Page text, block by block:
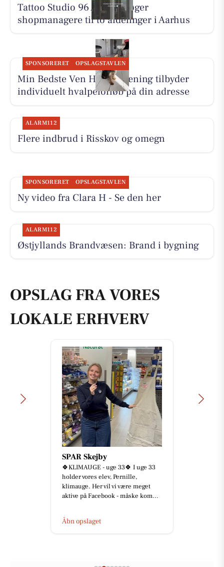
Tattoo Studio 96 Aarhus søger
shopmanagere til to afdelinger i Aarhus
SPONSORERET OPSLAGSTAVLEN
Min Bedste Ven Hundetræning tilbyder
individuelt hvalpeforløb på din adresse
ALARM112
Flere indbrud i Risskov og omegn
SPONSORERET OPSLAGSTAVLEN
Ny video fra Clara H - Se den her
ALARM112
Østjyllands Brandvæsen: Brand i bygning
OPSLAG FRA VORES
LOKALE ERHVERV
SPAR Skejby
🍀KLIMAUGE - uge 33🍀 I uge 33
holder vores elev, Pernille,
klimauge. Her vil vi være meget
aktive på Facebook - måske kom...
Åbn opslaget